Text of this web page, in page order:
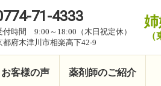
71-4333
付時間 9:00～18:00（木日祝定休）
都府木津川市相楽高下42-9
（
お客様の声 薬剤師のご紹介